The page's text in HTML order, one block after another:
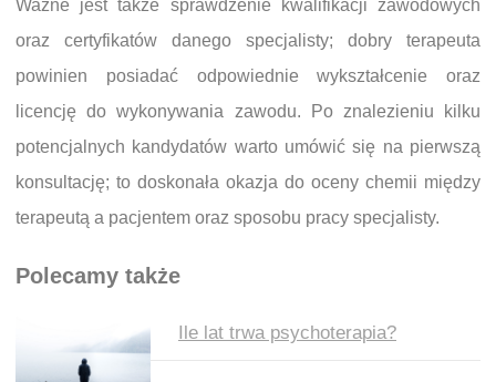
Ważne jest także sprawdzenie kwalifikacji zawodowych
oraz certyfikatów danego specjalisty; dobry terapeuta
powinien posiadać odpowiednie wykształcenie oraz
licencję do wykonywania zawodu. Po znalezieniu kilku
potencjalnych kandydatów warto umówić się na pierwszą
konsultację; to doskonała okazja do oceny chemii między
terapeutą a pacjentem oraz sposobu pracy specjalisty.
Polecamy także
Ile lat trwa psychoterapia?